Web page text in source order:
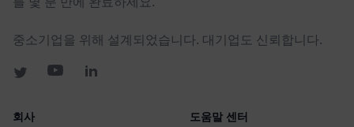
중소기업을 위해 설계되었습니다. 대기업도 신뢰합니다.
회사 도움말 센터